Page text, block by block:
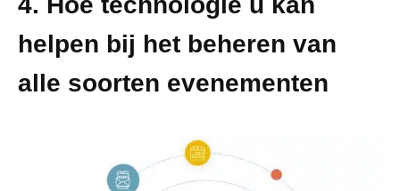
helpen bij het beheren van
alle soorten evenementen